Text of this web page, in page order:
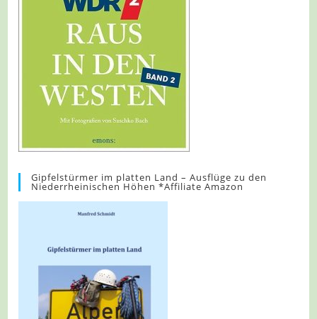
Gipfelstürmer im platten Land – Ausflüge zu den
Niederrheinischen Höhen *Affiliate Amazon